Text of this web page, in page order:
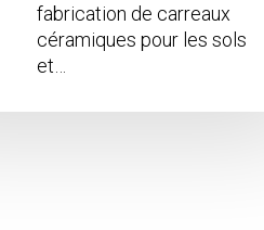
fabrication de carreaux
céramiques pour les sols
et…